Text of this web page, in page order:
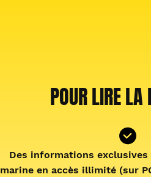
POUR LIRE
Des informations
marine en accès illimité (sur